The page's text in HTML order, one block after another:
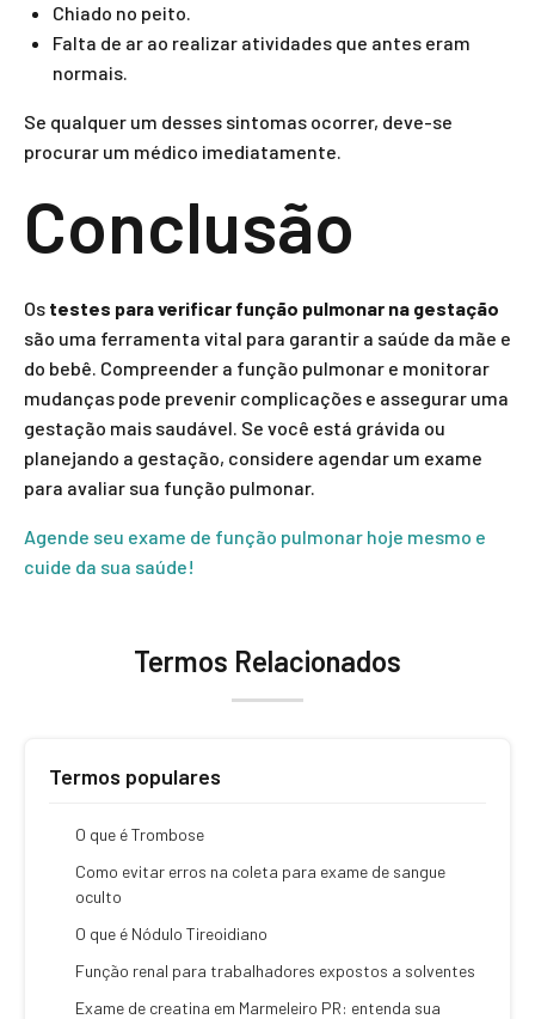
Chiado no peito.
Falta de ar ao realizar atividades que antes eram
normais.
Se qualquer um desses sintomas ocorrer, deve-se
procurar um médico imediatamente.
Conclusão
Os testes para verificar função pulmonar na gestação
são uma ferramenta vital para garantir a saúde da mãe e
do bebê. Compreender a função pulmonar e monitorar
mudanças pode prevenir complicações e assegurar uma
gestação mais saudável. Se você está grávida ou
planejando a gestação, considere agendar um exame
para avaliar sua função pulmonar.
Agende seu exame de função pulmonar hoje mesmo e
cuide da sua saúde!
Termos Relacionados
Termos populares
O que é Trombose
Como evitar erros na coleta para exame de sangue
oculto
O que é Nódulo Tireoidiano
Função renal para trabalhadores expostos a solventes
Exame de creatina em Marmeleiro PR: entenda sua